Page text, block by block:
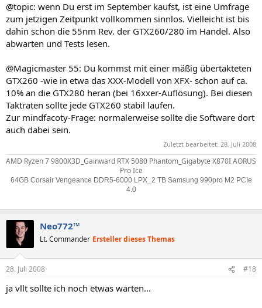
@topic: wenn Du erst im September kaufst, ist eine Umfrage
zum jetzigen Zeitpunkt vollkommen sinnlos. Vielleicht ist bis
dahin schon die 55nm Rev. der GTX260/280 im Handel. Also
abwarten und Tests lesen.
@Magicmaster 55: Du kommst mit einer mäßig übertakteten
GTX260 -wie in etwa das XXX-Modell von XFX- schon auf ca.
10% an die GTX280 heran (bei 16xxer-Auflösung). Bei diesen
Taktraten sollte jede GTX260 stabil laufen.
Zur mindfacoty-Frage: normalerweise sollte die Software dort
auch dabei sein.
Zuletzt bearbeitet: 28. Juli 2008
AMD Ryzen 7 9800X3D_Gainward RTX 5080 Phantom_Gigabyte X870I AORUS
Pro Ice
64GB Corsair Vengeance DDR5-6000 LPX_2 TB Samsung 990pro M2 PCIe
4.0
Neo772™
Lt. Commander Ersteller dieses Themas
28. Juli 2008 #18
ja vllt sollte ich noch etwas warten...